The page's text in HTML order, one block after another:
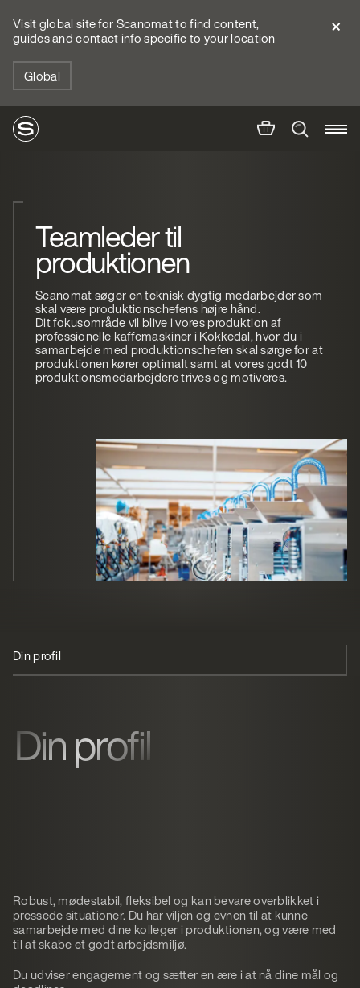
Visit global site for Scanomat to find content,
guides and contact info specific to your location
Global
Teamleder til
produktionen
Scanomat søger en teknisk dygtig medarbejder som
skal være produktionschefens højre hånd.
Dit fokusområde vil blive i vores produktion af
professionelle kaffemaskiner i Kokkedal, hvor du i
samarbejde med produktionschefen skal sørge for at
produktionen kører optimalt samt at vores godt 10
produktionsmedarbejdere trives og motiveres.
Din profil
Din profil
Robust, mødestabil, fleksibel og kan bevare overblikket i
pressede situationer. Du har viljen og evnen til at kunne
samarbejde med dine kolleger i produktionen, og være med
til at skabe et godt arbejdsmiljø.
Du udviser engagement og sætter en ære i at nå dine mål og